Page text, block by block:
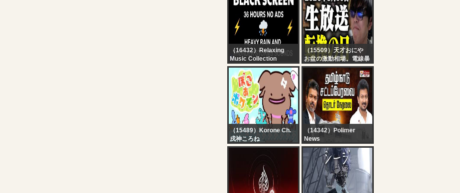
DE TODO NOTICIAS
（16432）Relaxing
Music Collection
? Heavy Rain and
Thunder Sounds for
Sleeping - Black
Screen | Perfect
Thunderstorm for Rest,
Live
（15509）天才おにや
お盆の激動相場。電線暴
騰中！！夏枯れ？サマー
ラリー？モメンタムの変
化は既に織り込んだ。救
えはしないメモリーも。
俺も。損切は技術。成長
への要素なのだ。さぁ覚
悟の後場の寄り付き株ラ
イブ生放送！！
（15489）Korone Ch.
戌神ころね
【ぽこあ】海きたあああ
ああ！？！？！？
（14342）Polimer
News
?LIVE: TN Assembly |
தமிழக சட்டப்பேரவை
கூட்டத்தொடர்.. MLA-க்கள்
வருகை | Udhayanidhi
Stalin | CMVijay